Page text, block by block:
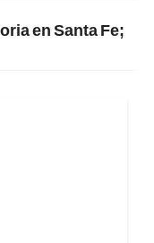
en Santa Fe;